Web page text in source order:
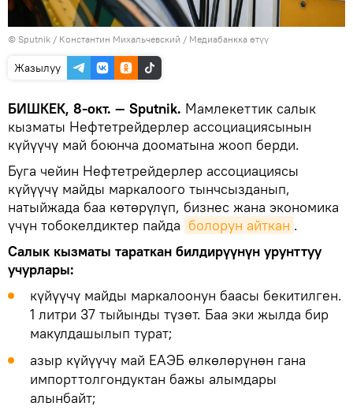
© Sputnik / Константин Михальчевский / Медиабанкка өтүү
Жазылуу
БИШКЕК, 8-окт. — Sputnik. Мамлекеттик салык
кызматы Нефтетрейдерлер ассоциациясынын
күйүүчү май боюнча дооматына жооп берди.
Буга чейин Нефтетрейдерлер ассоциациясы
күйүүчү майды маркалоого тынчсызданып,
натыйжада баа көтөрүлүп, бизнес жана экономика
үчүн тобокелдиктер пайда болорун айткан .
Салык кызматы тараткан билдирүүнүн урунттуу
учурлары:
күйүүчү майды маркалоонун баасы бекитилген.
1 литри 37 тыйынды түзөт. Баа эки жылда бир
макулдашылып турат;
азыр күйүүчү май ЕАЭБ өлкөлөрүнөн гана
импорттолгондуктан бажы алымдары
алынбайт;